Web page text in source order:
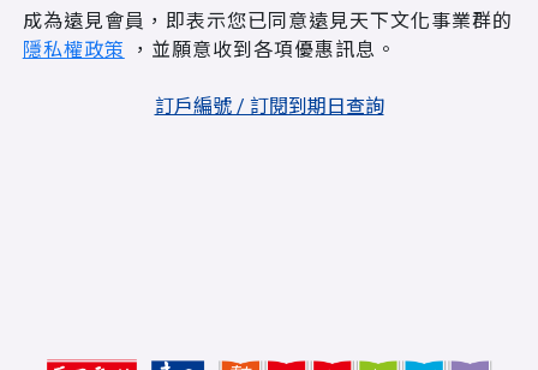
成為遠見會員，即表示您已同意遠見天下文化事業群的
隱私權政策 ，並願意收到各項優惠訊息。
訂戶編號 / 訂閱到期日查詢